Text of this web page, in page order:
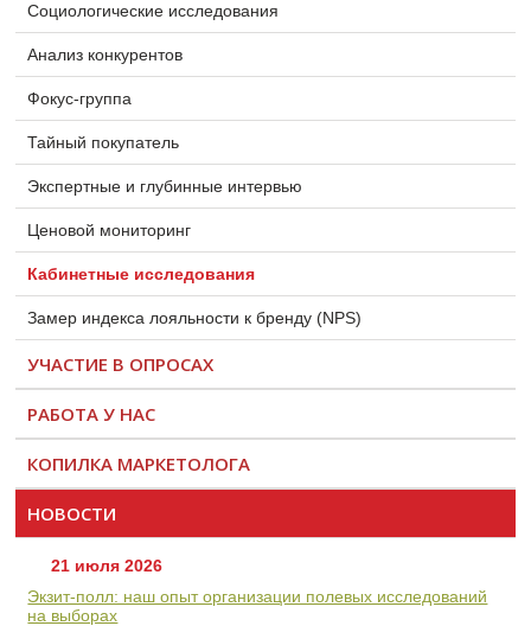
Социологические исследования
Анализ конкурентов
Фокус-группа
Тайный покупатель
Экспертные и глубинные интервью
Ценовой мониторинг
Кабинетные исследования
Замер индекса лояльности к бренду (NPS)
УЧАСТИЕ В ОПРОСАХ
РАБОТА У НАС
КОПИЛКА МАРКЕТОЛОГА
НОВОСТИ
21 июля 2026
Экзит-полл: наш опыт организации полевых исследований
на выборах